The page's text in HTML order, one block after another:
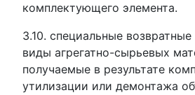
комплектующего элемента.
3.10. специальные
виды агрегатно-сырьевых
получаемые в результате
утилизации или демонтажа